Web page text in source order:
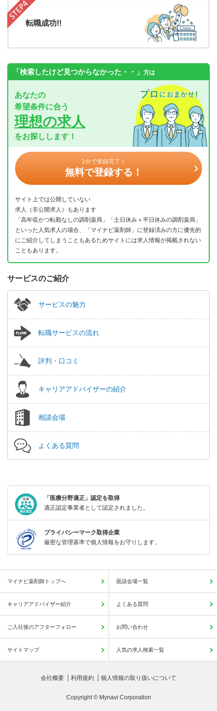
転職成功!!
「検索したけど見つからなかった・・」 方は
あなたの
希望条件に合う
理想の求人
をお探しします！
1分で登録完了！
無料で登録する！
サイト上では公開していない
求人（非公開求人）もあります
「高年収かつ転勤なしの調剤薬局」「土日休み＋平日休みの調剤薬局」
といった人気求人の場合、「マイナビ薬剤師」に登録済みの方に優先的
にご紹介してしまうこともあるためサイトには求人情報が掲載されない
こともあります。
サービスのご紹介
サービスの魅力
転職サービスの流れ
評判・口コミ
キャリアアドバイザーの紹介
相談会場
よくある質問
「医療分野適正」認定を取得
適正認定事業者として認定されました。
プライバシーマーク取得企業
厳密な管理基準で個人情報をお守りします。
マイナビ薬剤師トップへ 面談会場一覧
キャリアアドバイザー紹介 よくある質問
ご入社後のアフターフォロー お問い合わせ
サイトマップ 人気の求人検索一覧
会社概要 利用規約 個人情報の取り扱いについて
Copyright © Mynavi Corporation